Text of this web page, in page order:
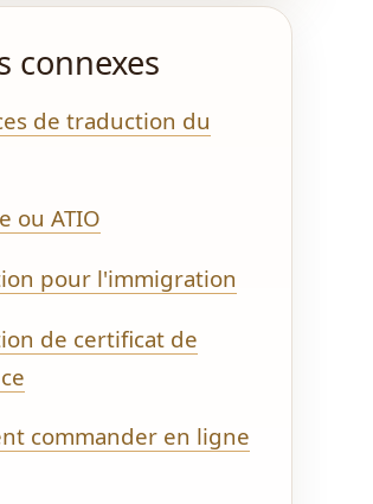
connexes
de traduction du
ou ATIO
pour l'immigration
de certificat de
commander en ligne